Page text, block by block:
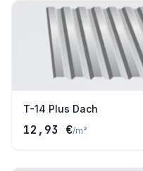
T-14 Plus Dach
12,93 €/m²